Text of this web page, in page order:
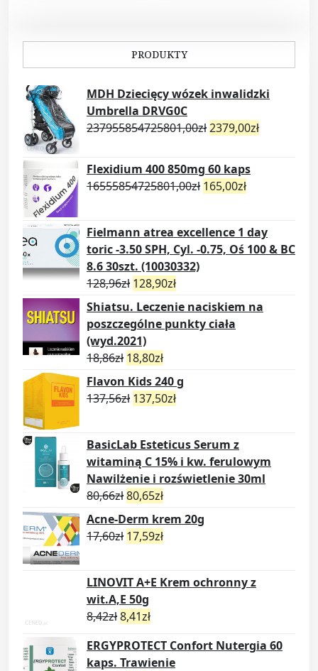
PRODUKTY
MDH Dziecięcy wózek inwalidzki
Umbrella DRVG0C
237955854725801,00zł2379,00zł
Flexidium 400 850mg 60 kaps
16555854725801,00zł 165,00zł
Fielmann atrea excellence 1 day
toric -3.50 SPH, Cyl. -0.75, Oś 100 & BC
8.6 30szt. (10030332)
128,96zł 128,90zł
Shiatsu. Leczenie naciskiem na
poszczególne punkty ciała
(wyd.2021)
18,86zł 18,80zł
Flavon Kids 240 g
137,56zł 137,50zł
BasicLab Esteticus Serum z
witaminą C 15% i kw. ferulowym
Nawilżenie i rozświetlenie 30ml
80,66zł80,65zł
Acne-Derm krem 20g
17,60zł 17,59zł
LINOVIT A+E Krem ochronny z
wit.A,E 50g
8,42zł8,41zł
ERGYPROTECT Confort Nutergia 60
kaps. Trawienie